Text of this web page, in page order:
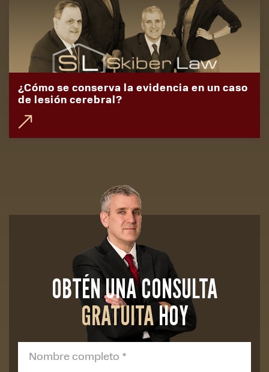
¿Cómo se conserva la evidencia en un caso
de lesión cerebral?
OBTÉN UNA CONSULTA
GRATUITAHOY